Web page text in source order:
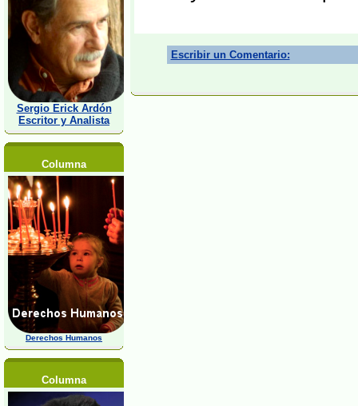
Sergio Erick Ardón
Escritor y Analista
Columna
Derechos Humanos
Columna
Escribir un Comentario: